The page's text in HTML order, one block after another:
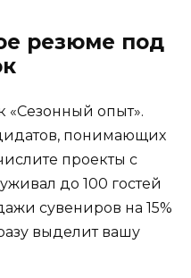
резюме под
«Сезонный опыт».
понимающих
проекты с
до 100 гостей
сувениров на 15%
выделит вашу